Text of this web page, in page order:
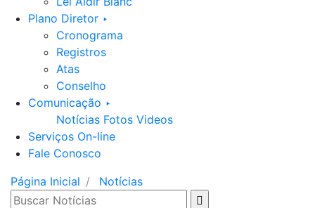
Plano Diretor ‣
Cronograma
Registros
Atas
Conselho
Comunicação ‣
Notícias Fotos Videos
Serviços On-line
Fale Conosco
Página Inicial
Notícias